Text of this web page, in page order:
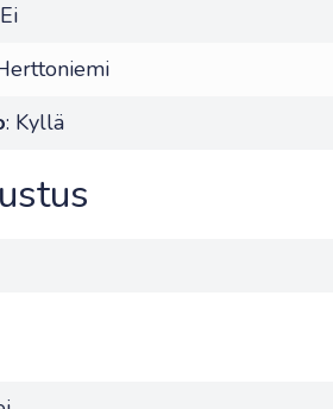
: Kyllä